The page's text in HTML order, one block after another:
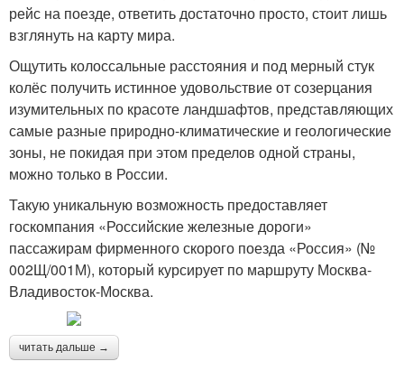
рейс на поезде, ответить достаточно просто, стоит лишь
взглянуть на карту мира.
Ощутить колоссальные расстояния и под мерный стук
колёс получить истинное удовольствие от созерцания
изумительных по красоте ландшафтов, представляющих
самые разные природно-климатические и геологические
зоны, не покидая при этом пределов одной страны,
можно только в России.
Такую уникальную возможность предоставляет
госкомпания «Российские железные дороги»
пассажирам фирменного скорого поезда «Россия» (№
002Щ/001М), который курсирует по маршруту Москва-
Владивосток-Москва.
читать дальше →